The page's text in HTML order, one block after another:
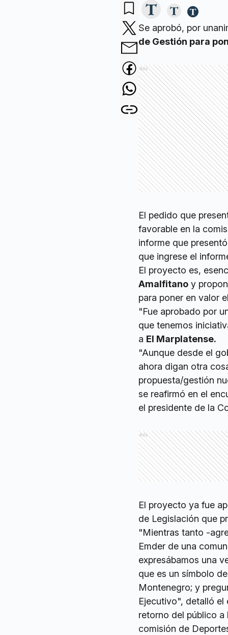
Se aprobó, por
de Gestión para
Ads
El pedido que
favorable en la
informe que
que ingrese el
El proyecto es,
Amalfitano y
para poner en valor
"Fue aprobado por
que tenemos
a El Marplatense.
"Aunque desde el
ahora digan otra
propuesta/gestión
se reafirmó en el
el presidente de la
Ads
El proyecto ya fue
de Legislación que
"Mientras tanto -
Emder de una
expresábamos una
que es un símbolo
Montenegro; y
Ejecutivo", detalló
retorno del público
comisión de